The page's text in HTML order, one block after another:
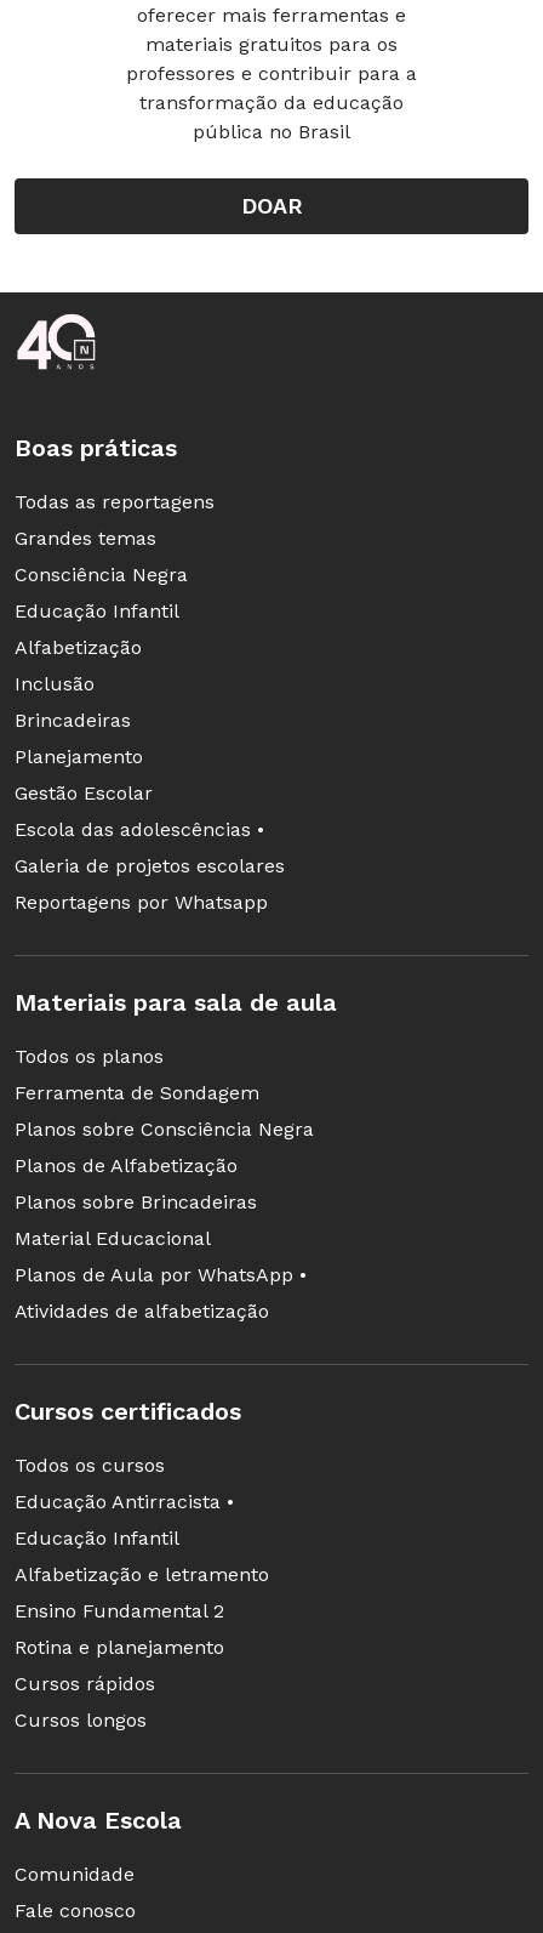
oferecer mais ferramentas e
materiais gratuitos para os
professores e contribuir para a
transformação da educação
pública no Brasil
DOAR
Rodapé da Nova Escola
Boas práticas
Todas as reportagens
Grandes temas
Consciência Negra
Educação Infantil
Alfabetização
Inclusão
Brincadeiras
Planejamento
Gestão Escolar
Escola das adolescências •
Galeria de projetos escolares
Reportagens por Whatsapp
Materiais para sala de aula
Todos os planos
Ferramenta de Sondagem
Planos sobre Consciência Negra
Planos de Alfabetização
Planos sobre Brincadeiras
Material Educacional
Planos de Aula por WhatsApp •
Atividades de alfabetização
Cursos certificados
Todos os cursos
Educação Antirracista •
Educação Infantil
Alfabetização e letramento
Ensino Fundamental 2
Rotina e planejamento
Cursos rápidos
Cursos longos
A Nova Escola
Comunidade
Fale conosco